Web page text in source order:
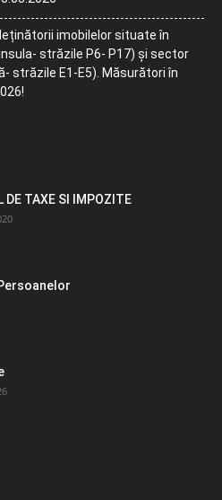
imobilelor situate în
străzile P6- P17) și sector
străzile E1-E5). Măsurători în
DE TAXE SI IMPOZITE